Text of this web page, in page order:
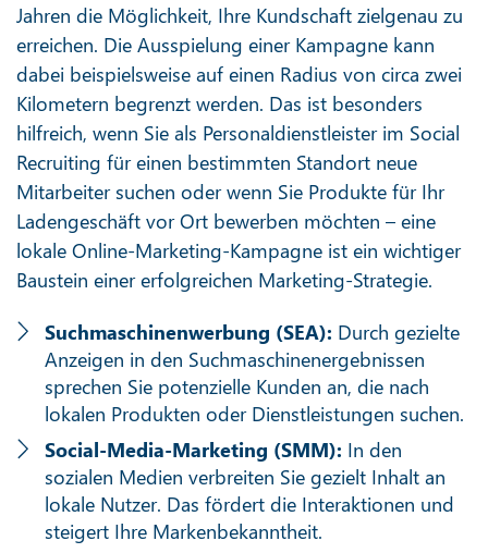
Jahren die Möglichkeit, Ihre Kundschaft zielgenau zu
erreichen. Die Ausspielung einer Kampagne kann
dabei beispielsweise auf einen Radius von circa zwei
Kilometern begrenzt werden. Das ist besonders
hilfreich, wenn Sie als Personaldienstleister im Social
Recruiting für einen bestimmten Standort neue
Mitarbeiter suchen oder wenn Sie Produkte für Ihr
Ladengeschäft vor Ort bewerben möchten – eine
lokale Online-Marketing-Kampagne ist ein wichtiger
Baustein einer erfolgreichen Marketing-Strategie.
Suchmaschinenwerbung (SEA): Durch gezielte
Anzeigen in den Suchmaschinenergebnissen
sprechen Sie potenzielle Kunden an, die nach
lokalen Produkten oder Dienstleistungen suchen.
Social-Media-Marketing (SMM): In den
sozialen Medien verbreiten Sie gezielt Inhalt an
lokale Nutzer. Das fördert die Interaktionen und
steigert Ihre Markenbekanntheit.